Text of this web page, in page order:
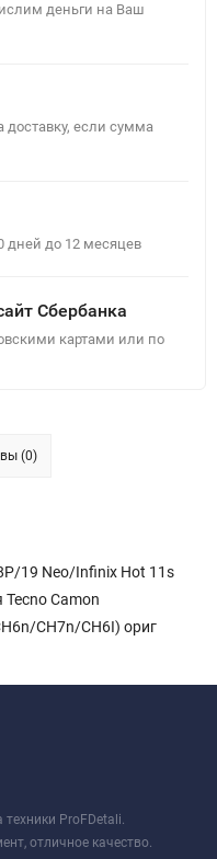
деньги на Ваш
доставку, если сумма
дней до 12 месяцев
Сбербанка
картами или по
(0)
19 Neo/Infinix Hot 11s
Camon
CH7n/CH6I) ориг
ProFDetali.
отличное качество.